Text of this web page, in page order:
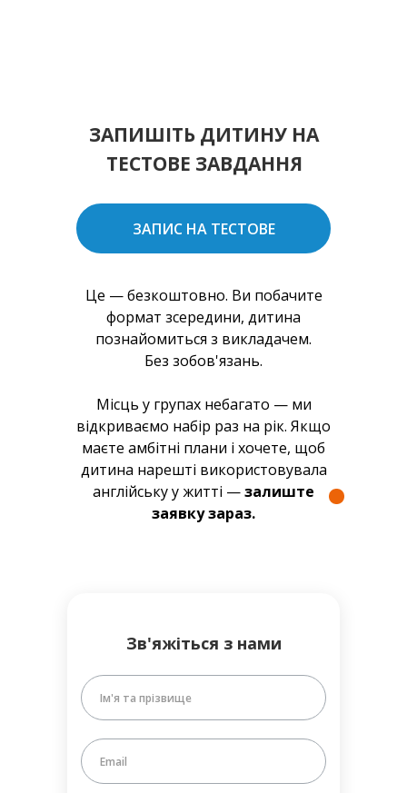
ЗАПИШІТЬ ДИТИНУ НА
ТЕСТОВЕ ЗАВДАННЯ
ЗАПИС НА ТЕСТОВЕ
Це — безкоштовно. Ви побачите
формат зсередини, дитина
познайомиться з викладачем.
Без зобов'язань.
Місць у групах небагато — ми
відкриваємо набір раз на рік. Якщо
маєте амбітні плани і хочете, щоб
дитина нарешті використовувала
англійську у житті —залиште
заявку зараз.
Зв'яжіться з нами